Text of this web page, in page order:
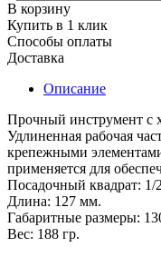
В корзину
Купить в 1 клик
Способы оплаты
Доставка
Описание
Прочный инструмент с
Удлиненная рабочая
крепежными
применяется для
Посадочный квадрат: 1/
Длина: 127 мм.
Габаритные размеры:
Вес: 188 гр.